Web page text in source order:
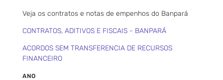
Veja os contratos e notas de empenhos do Banpará
CONTRATOS, ADITIVOS E FISCAIS - BANPARÁ
ACORDOS SEM TRANSFERENCIA DE RECURSOS
FINANCEIRO
ANO